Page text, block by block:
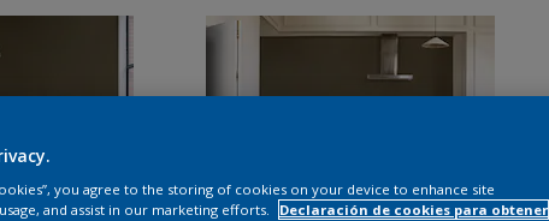
you agree to the storing of cookies on your device to enhance site
and assist in our marketing efforts.
Declaración de cookies para obtener